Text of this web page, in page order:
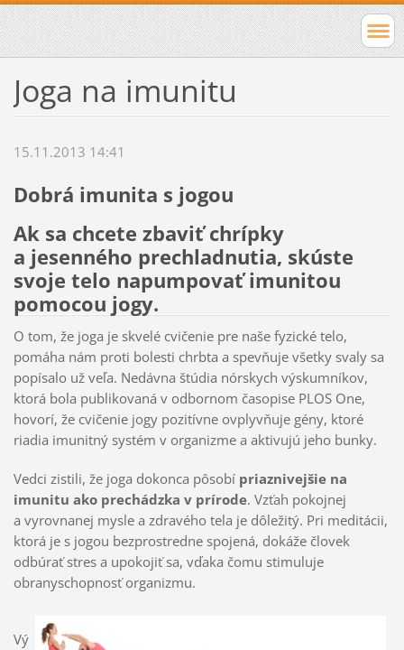
Joga na imunitu
15.11.2013 14:41
Dobrá imunita s jogou
Ak sa chcete zbaviť chrípky
a jesenného prechladnutia, skúste
svoje telo napumpovať imunitou
pomocou jogy.
O tom, že joga je skvelé cvičenie pre naše fyzické telo,
pomáha nám proti bolesti chrbta a spevňuje všetky svaly sa
popísalo už veľa. Nedávna štúdia nórskych výskumníkov,
ktorá bola publikovaná v odbornom časopise PLOS One,
hovorí, že cvičenie jogy pozitívne ovplyvňuje gény, ktoré
riadia imunitný systém v organizme a aktivujú jeho bunky.
Vedci zistili, že joga dokonca pôsobí priaznivejšie na
imunitu ako prechádzka v prírode. Vzťah pokojnej
a vyrovnanej mysle a zdravého tela je dôležitý. Pri meditácii,
ktorá je s jogou bezprostredne spojená, dokáže človek
odbúrať stres a upokojiť sa, vďaka čomu stimuluje
obranyschopnosť organizmu.
Vý